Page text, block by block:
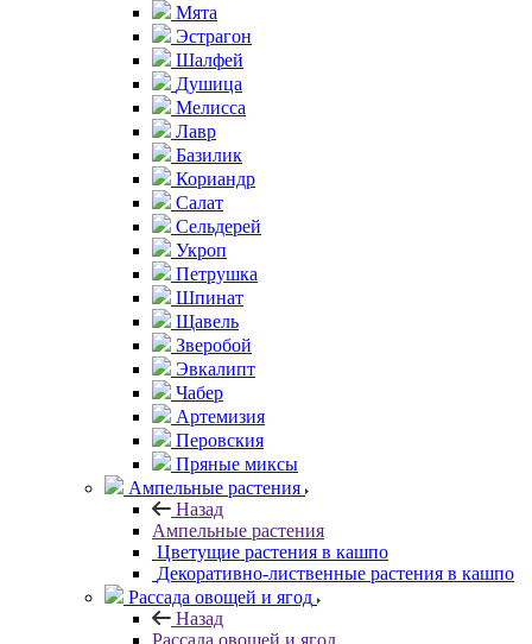
Мята
Эстрагон
Шалфей
Душица
Мелисса
Лавр
Базилик
Кориандр
Салат
Сельдерей
Укроп
Петрушка
Шпинат
Щавель
Зверобой
Эвкалипт
Чабер
Артемизия
Перовския
Пряные миксы
Ампельные растения
Назад
Ампельные растения
Цветущие растения в кашпо
Декоративно-лиственные растения в кашпо
Рассада овощей и ягод
Назад
Рассада овощей и ягод